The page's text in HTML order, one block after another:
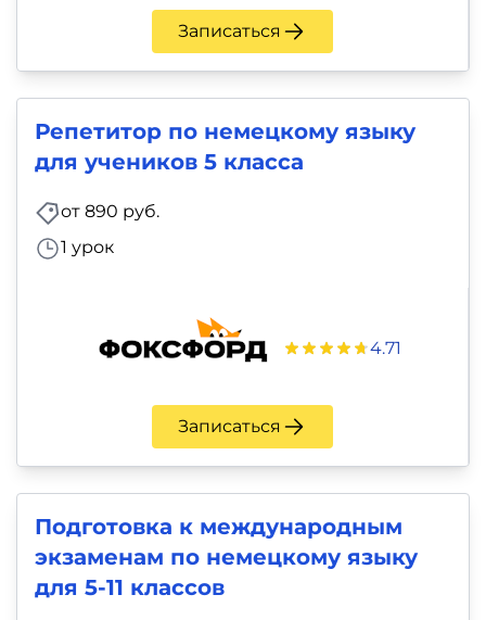
Записаться
Репетитор по немецкому языку
для учеников 5 класса
от 890 руб.
1 урок
4.71
Записаться
Подготовка к международным
экзаменам по немецкому языку
для 5-11 классов